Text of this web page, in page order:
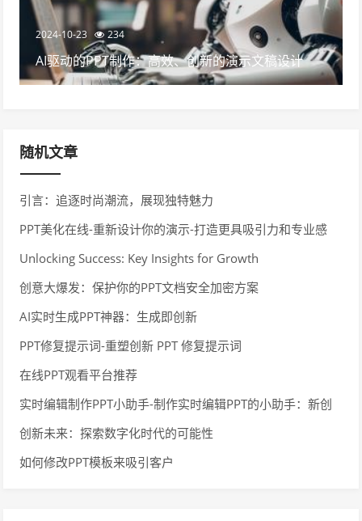
2024-10-23 234
AI驱动的PPT制作：高效、创新的演示文稿设计
随机文章
引言：追逐时尚潮流，展现独特魅力
PPT美化在线-重新设计你的演示-打造更具吸引力和专业感
Unlocking Success: Key Insights for Growth
创意大爆发：保护你的PPT文档安全加密方案
AI实时生成PPT神器：生成即创新
PPT修复提示词-重塑创新 PPT 修复提示词
在线PPT观看平台推荐
实时编辑制作PPT小助手-制作实时编辑PPT的小助手：新创
意技术展示
创新未来：探索数字化时代的可能性
如何修改PPT模板来吸引客户